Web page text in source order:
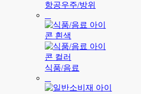
항공우주/방위
식품/음료